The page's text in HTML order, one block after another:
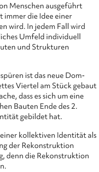
Menschen ausgeführt
immer die Idee einer
wird. In jedem Fall wird
Umfeld individuell
und Strukturen
ist das neue Dom-
Viertel am Stück gebaut
dass es sich um eine
Bauten Ende des 2.
gebildet hat.
kollektiven Identität als
der Rekonstruktion
denn die Rekonstruktion